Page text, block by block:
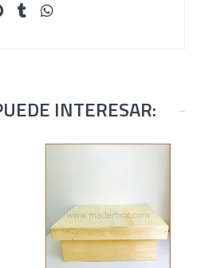
INTERESAR: